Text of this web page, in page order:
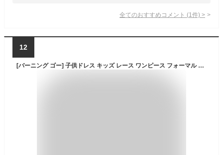
全てのおすすめコメント (1 件) >
12
[バーニング ゴー] 子供ドレス キッズ レース ワンピース フォーマル チュール ガールドレス ノースリーブ リボン付き スパンコール フラワー プリンセスドレス ジュニア ピアノ 発表会 結婚式 入園式 演奏会 お呼ばれ